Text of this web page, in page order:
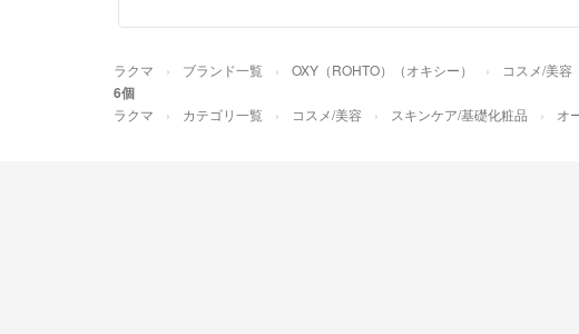
ラクマ ブランド一覧 OXY（ROHTO）（オキシー） コスメ/美容
6個
ラクマ カテゴリ一覧 コスメ/美容 スキンケア/基礎化粧品 オ